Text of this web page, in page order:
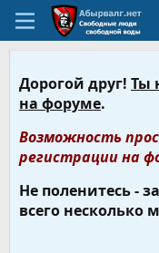
Дорогой друг! Ты
на форуме.
Возможность
регистрации на
Не поленитесь -
всего несколько